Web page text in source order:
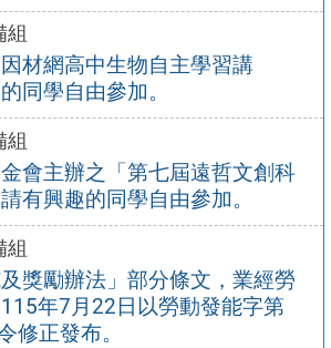
組
材網高中生物自主學習講
同學自由參加。
組
會主辦之「第七屆遠哲文創科
有興趣的同學自由參加。
組
及獎勵辦法」部分條文，業經勞
年7月22日以勞動發能字第
修正發布。